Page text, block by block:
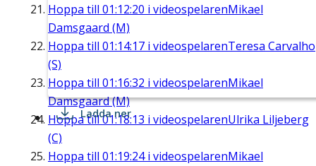
Hoppa till 01:12:20 i videospelarenMikael
Damsgaard (M)
Hoppa till 01:14:17 i videospelarenTeresa Carvalho
(S)
Hoppa till 01:16:32 i videospelarenMikael
Damsgaard (M)
Hoppa till01:18:13 i videospelarenUlrika Liljeberg
(C)
Hoppa till 01:19:24i videospelarenMikael
Ladda ner